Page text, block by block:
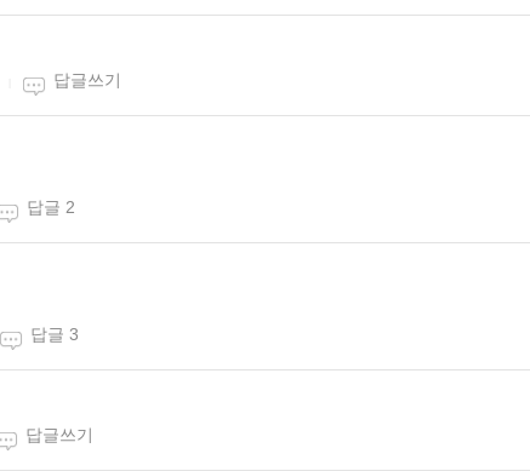
답글쓰기
답글 2
답글 3
답글쓰기